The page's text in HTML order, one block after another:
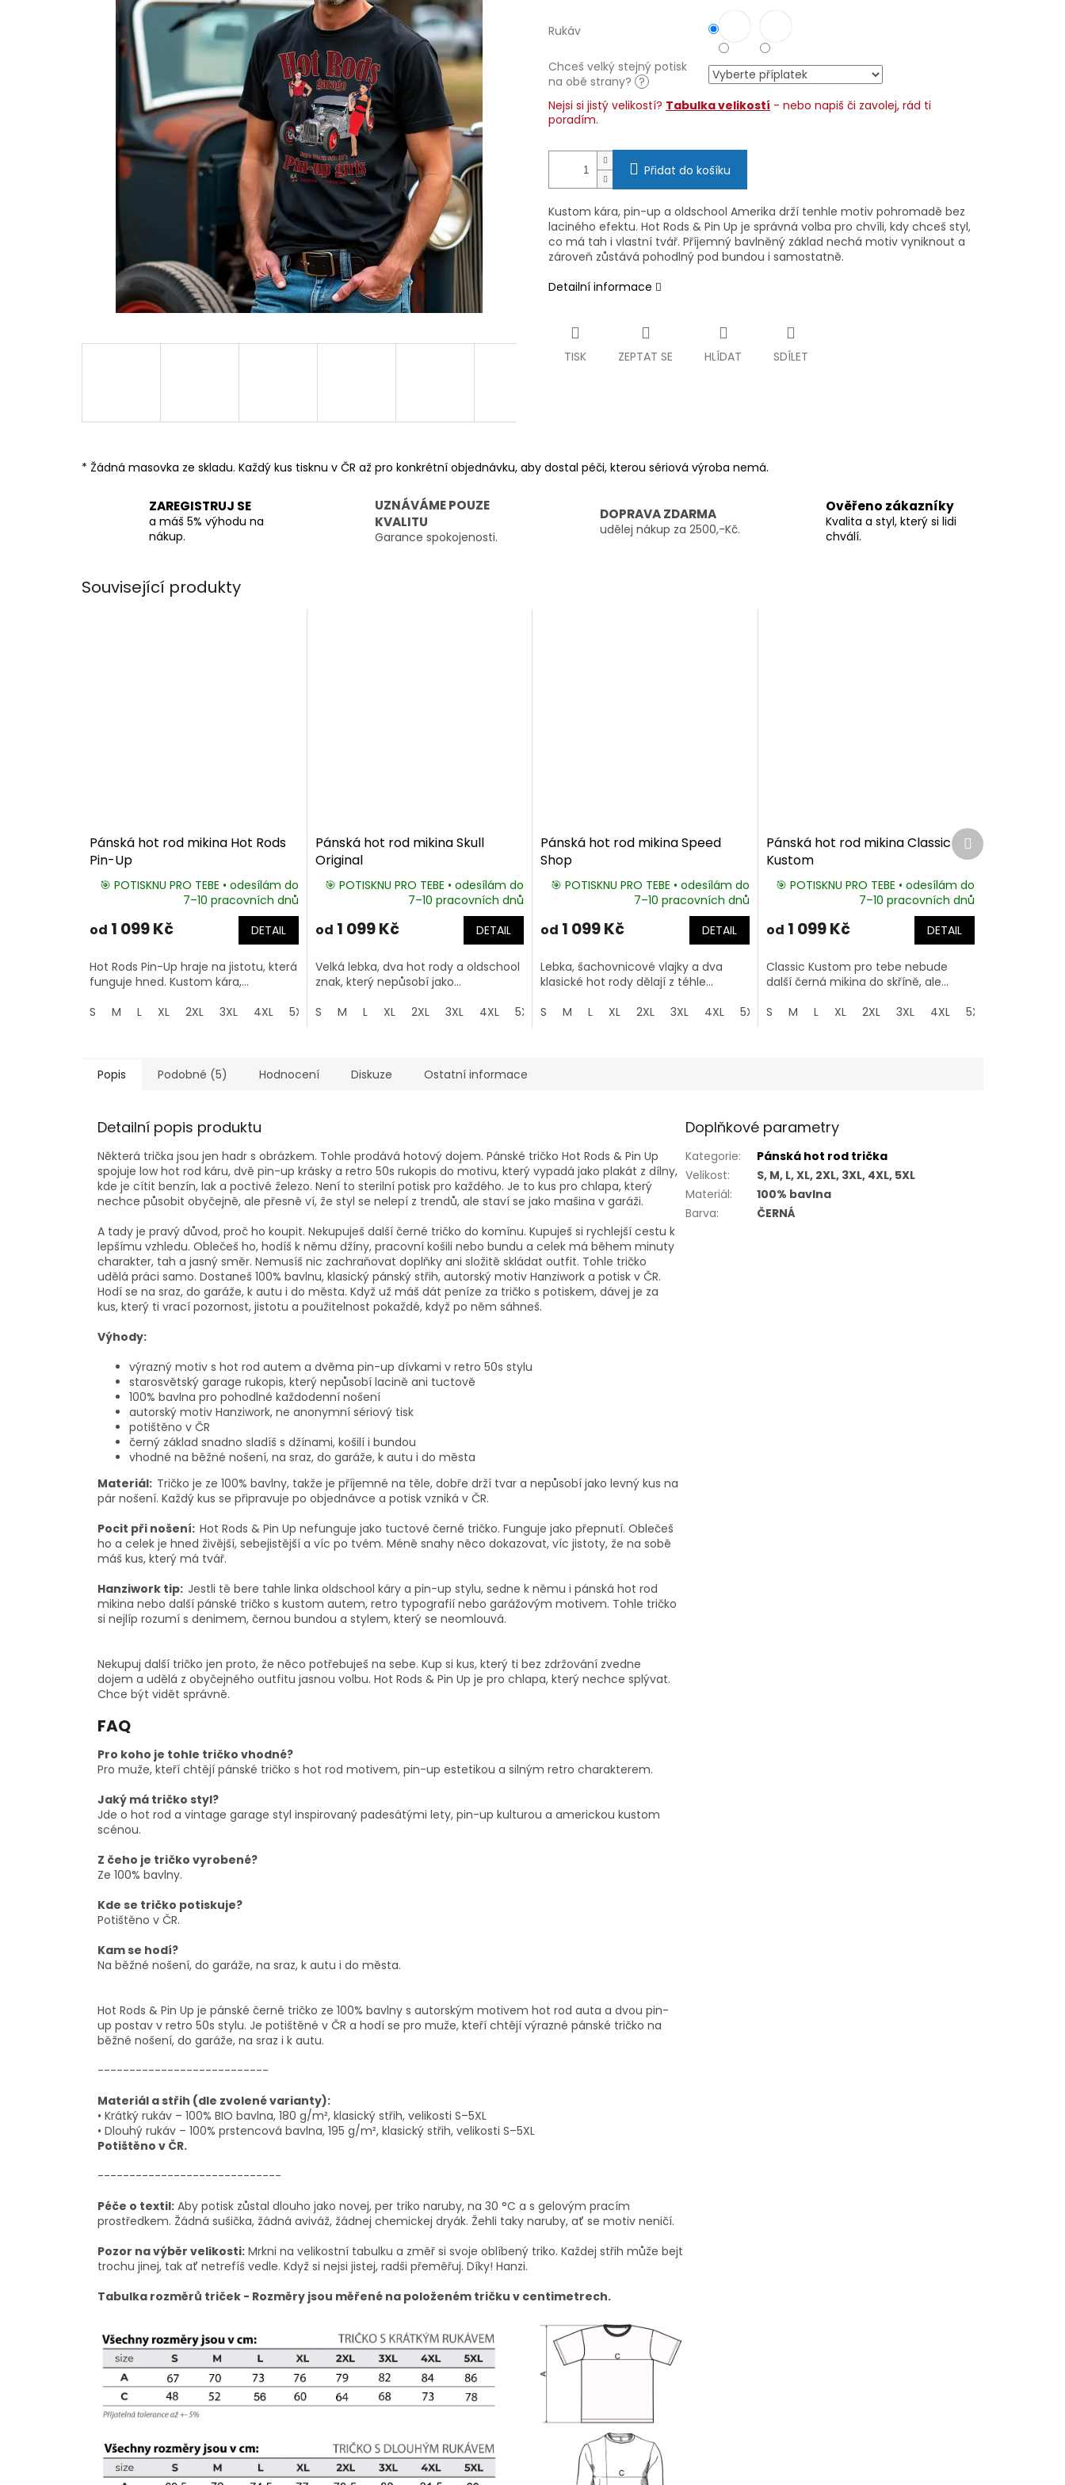
Rukáv
Chceš velký stejný potisk
na obě strany? ?
Nejsi si jistý velikostí? Tabulka velikostí - nebo napiš či zavolej, rád ti
poradím.
Přidat do košíku
Kustom kára, pin-up a oldschool Amerika drží tenhle motiv pohromadě bez
laciného efektu. Hot Rods & Pin Up je správná volba pro chvíli, kdy chceš styl,
co má tah i vlastní tvář. Příjemný bavlněný základ nechá motiv vyniknout a
zároveň zůstává pohodlný pod bundou i samostatně.
Detailní informace
TISK ZEPTAT SE HLÍDAT SDÍLET
* Žádná masovka ze skladu. Každý kus tisknu v ČR až pro konkrétní objednávku, aby dostal péči, kterou sériová výroba nemá.
ZAREGISTRUJ SE
a máš 5% výhodu na
nákup.
UZNÁVÁME POUZE
KVALITU
Garance spokojenosti.
DOPRAVA ZDARMA
udělej nákup za 2500,-Kč.
Ověřeno zákazníky
Kvalita a styl, který si lidi
chválí.
Související produkty
Pánská hot rod mikina Hot Rods
Pin-Up
🎯 POTISKNU PRO TEBE • odesílám do
7–10 pracovních dnů
od 1 099 Kč DETAIL
Hot Rods Pin-Up hraje na jistotu, která
funguje hned. Kustom kára,...
S
M L XL 2XL 3XL 4XL 5XL
Pánská hot rod mikina Skull
Original
🎯 POTISKNU PRO TEBE • odesílám do
7–10 pracovních dnů
od 1 099 Kč DETAIL
Velká lebka, dva hot rody a oldschool
znak, který nepůsobí jako...
S
M L XL 2XL 3XL 4XL 5XL
Pánská hot rod mikina Speed
Shop
🎯 POTISKNU PRO TEBE • odesílám do
7–10 pracovních dnů
od 1 099 Kč DETAIL
Lebka, šachovnicové vlajky a dva
klasické hot rody dělají z téhle...
S
M L XL 2XL 3XL 4XL 5XL
Pánská hot rod mikina Classic
Kustom
🎯 POTISKNU PRO TEBE • odesílám do
7–10 pracovních dnů
od 1 099 Kč DETAIL
Classic Kustom pro tebe nebude
další černá mikina do skříně, ale...
S
M L XL 2XL 3XL 4XL 5XL
Další
produkt
Popis Podobné (5) Hodnocení Diskuze Ostatní informace
Detailní popis produktu
Některá trička jsou jen hadr s obrázkem. Tohle prodává hotový dojem. Pánské tričko Hot Rods & Pin Up
spojuje low hot rod káru, dvě pin-up krásky a retro 50s rukopis do motivu, který vypadá jako plakát z dílny,
kde je cítit benzín, lak a poctivé železo. Není to sterilní potisk pro každého. Je to kus pro chlapa, který
nechce působit obyčejně, ale přesně ví, že styl se nelepí z trendů, ale staví se jako mašina v garáži.
A tady je pravý důvod, proč ho koupit. Nekupuješ další černé tričko do komínu. Kupuješ si rychlejší cestu k
lepšímu vzhledu. Oblečeš ho, hodíš k němu džíny, pracovní košili nebo bundu a celek má během minuty
charakter, tah a jasný směr. Nemusíš nic zachraňovat doplňky ani složitě skládat outfit. Tohle tričko
udělá práci samo. Dostaneš 100% bavlnu, klasický pánský střih, autorský motiv Hanziwork a potisk v ČR.
Hodí se na sraz, do garáže, k autu i do města. Když už máš dát peníze za tričko s potiskem, dávej je za
kus, který ti vrací pozornost, jistotu a použitelnost pokaždé, když po něm sáhneš.
Výhody:
výrazný motiv s hot rod autem a dvěma pin-up dívkami v retro 50s stylu
starosvětský garage rukopis, který nepůsobí lacině ani tuctově
100% bavlna pro pohodlné každodenní nošení
autorský motiv Hanziwork, ne anonymní sériový tisk
potištěno v ČR
černý základ snadno sladíš s džínami, košilí i bundou
vhodné na běžné nošení, na sraz, do garáže, k autu i do města
Materiál: Tričko je ze 100% bavlny, takže je příjemné na těle, dobře drží tvar a nepůsobí jako levný kus na
pár nošení. Každý kus se připravuje po objednávce a potisk vzniká v ČR.
Pocit při nošení: Hot Rods & Pin Up nefunguje jako tuctové černé tričko. Funguje jako přepnutí. Oblečeš
ho a celek je hned živější, sebejistější a víc po tvém. Méně snahy něco dokazovat, víc jistoty, že na sobě
máš kus, který má tvář.
Hanziwork tip: Jestli tě bere tahle linka oldschool káry a pin-up stylu, sedne k němu i pánská hot rod
mikina nebo další pánské tričko s kustom autem, retro typografií nebo garážovým motivem. Tohle tričko
si nejlíp rozumí s denimem, černou bundou a stylem, který se neomlouvá.
Nekupuj další tričko jen proto, že něco potřebuješ na sebe. Kup si kus, který ti bez zdržování zvedne
dojem a udělá z obyčejného outfitu jasnou volbu. Hot Rods & Pin Up je pro chlapa, který nechce splývat.
Chce být vidět správně.
FAQ
Pro koho je tohle tričko vhodné?
Pro muže, kteří chtějí pánské tričko s hot rod motivem, pin-up estetikou a silným retro charakterem.
Jaký má tričko styl?
Jde o hot rod a vintage garage styl inspirovaný padesátými lety, pin-up kulturou a americkou kustom
scénou.
Z čeho je tričko vyrobené?
Ze 100% bavlny.
Kde se tričko potiskuje?
Potištěno v ČR.
Kam se hodí?
Na běžné nošení, do garáže, na sraz, k autu i do města.
Hot Rods & Pin Up je pánské černé tričko ze 100% bavlny s autorským motivem hot rod auta a dvou pin-
up postav v retro 50s stylu. Je potištěné v ČR a hodí se pro muže, kteří chtějí výrazné pánské tričko na
běžné nošení, do garáže, na sraz i k autu.
---------------------------
Materiál a střih (dle zvolené varianty):
• Krátký rukáv – 100% BIO bavlna, 180 g/m², klasický střih, velikosti S–5XL
• Dlouhý rukáv – 100% prstencová bavlna, 195 g/m², klasický střih, velikosti S–5XL
Potištěno v ČR.
-----------------------------
Péče o textil: Aby potisk zůstal dlouho jako novej, per triko naruby, na 30 °C a s gelovým pracím
prostředkem. Žádná sušička, žádná aviváž, žádnej chemickej dryák. Žehli taky naruby, ať se motiv neničí.
Pozor na výběr velikosti: Mrkni na velikostní tabulku a změř si svoje oblíbený triko. Každej střih může bejt
trochu jinej, tak ať netrefíš vedle. Když si nejsi jistej, radši přeměřuj. Díky! Hanzi.
Tabulka rozměrů triček - Rozměry jsou měřené na položeném tričku v centimetrech.
Doplňkové parametry
Kategorie:
Pánská hot rod trička
Velikost:
S, M, L, XL, 2XL, 3XL, 4XL, 5XL
Materiál:
100% bavlna
Barva: ČERNÁ